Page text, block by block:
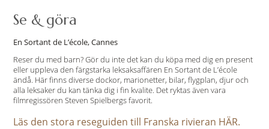
Se & göra
En Sortant de L’école, Cannes
Reser du med barn? Gör du inte det kan du köpa med dig en present
eller uppleva den färgstarka leksaksaffären En Sortant de L’école
ändå. Här finns diverse dockor, marionetter, bilar, flygplan, djur och
alla leksaker du kan tänka dig i fin kvalite. Det ryktas även vara
filmregissören Steven Spielbergs favorit.
Läs den stora reseguiden till Franska rivieran HÄR.